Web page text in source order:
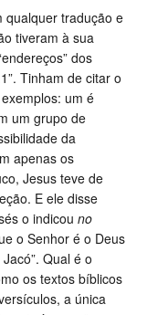
qualquer tradução e
tiveram à sua
dos
Tinham de citar o
um é
um grupo de
da
apenas os
Jesus teve de
E ele disse
o indicou no
o Senhor é o Deus
Qual é o
os textos bíblicos
a única